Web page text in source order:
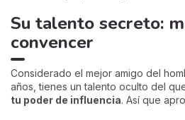
Su talento secreto:
convencer
Considerado el mejor amigo del
años, tienes un talento oculto del
tu poder de influencia. Así que